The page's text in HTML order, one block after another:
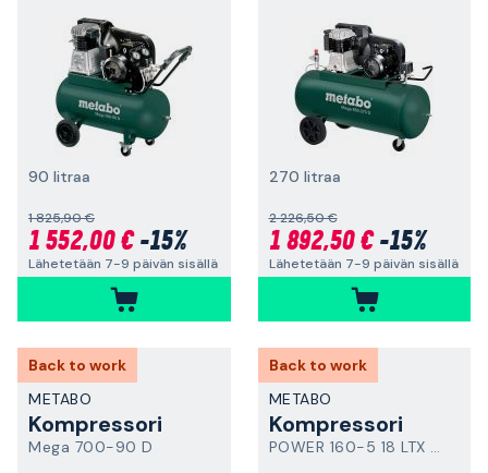
90 litraa
1 825,90 €
1 552,00 €-15%
Lähetetään 7-9 päivän sisällä
270 litraa
2 226,50 €
1 892,50 €-15%
Lähetetään 7-9 päivän sisällä
Back to work
METABO
Kompressori
Mega 700-90 D
Back to work
METABO
Kompressori
POWER 160-5 18 LTX BL OF